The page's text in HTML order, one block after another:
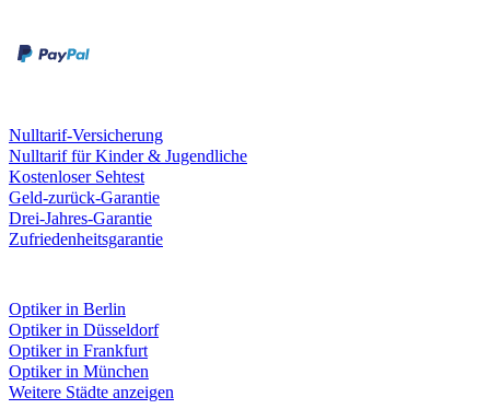
Nulltarif-Versicherung
Nulltarif für Kinder & Jugendliche
Kostenloser Sehtest
Geld-zurück-Garantie
Drei-Jahres-Garantie
Zufriedenheitsgarantie
Optiker in Berlin
Optiker in Düsseldorf
Optiker in Frankfurt
Optiker in München
Weitere Städte anzeigen